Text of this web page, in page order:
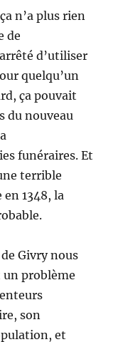
n’a plus rien
de
d’utiliser
quelqu’un
ça pouvait
du nouveau
funéraires. Et
terrible
en 1348, la
Givry nous
problème
son
et